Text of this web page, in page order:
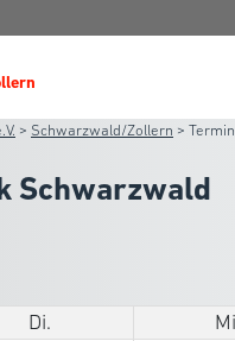
> Schwarzwald/Zollern >
Schwarzwald
Di.